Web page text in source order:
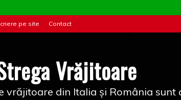
pe site Contact
Vrăjitoare
vrăjitoare din Italia și România sunt